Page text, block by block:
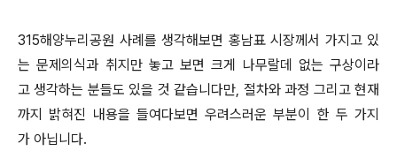
315해양누리공원 사례를 생각해보면 홍남표 시장께서 가지고 있
는 문제의식과 취지만 놓고 보면 크게 나무랄데 없는 구상이라
고 생각하는 분들도 있을 것 같습니다만, 절차와 과정 그리고 현재
까지 밝혀진 내용을 들여다보면 우려스러운 부분이 한 두 가지
가 아닙니다.